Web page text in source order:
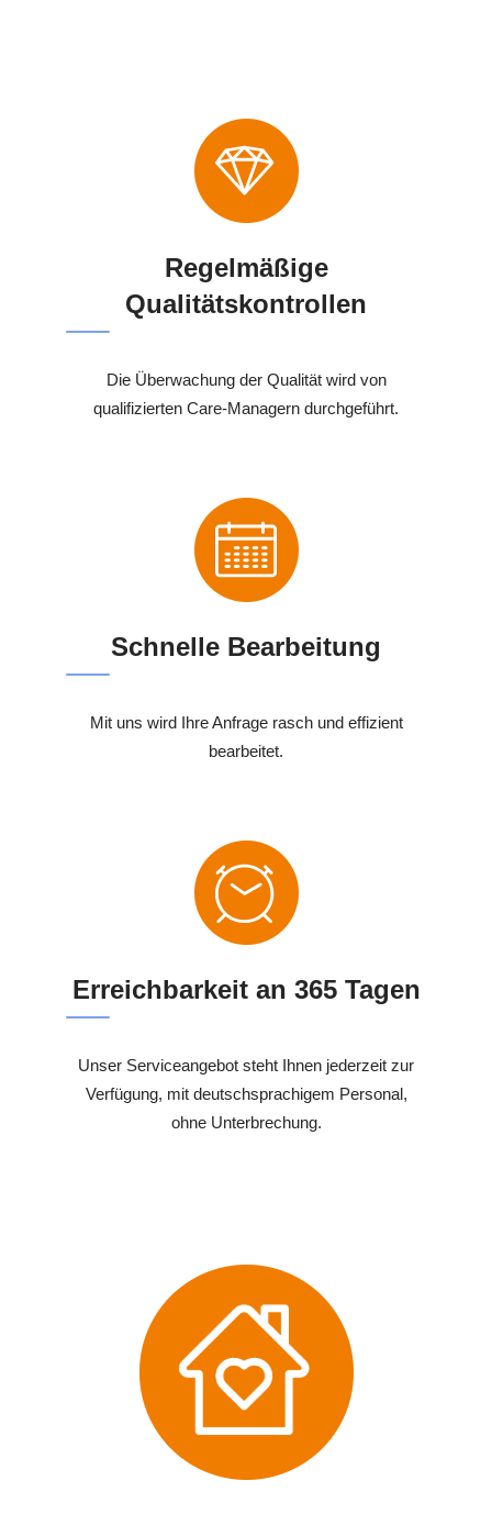
Regelmäßige
Qualitätskontrollen
Die Überwachung der Qualität wird von
qualifizierten Care-Managern durchgeführt.
Schnelle Bearbeitung
Mit uns wird Ihre Anfrage rasch und effizient
bearbeitet.
Erreichbarkeit an 365 Tagen
Unser Serviceangebot steht Ihnen jederzeit zur
Verfügung, mit deutschsprachigem Personal,
ohne Unterbrechung.